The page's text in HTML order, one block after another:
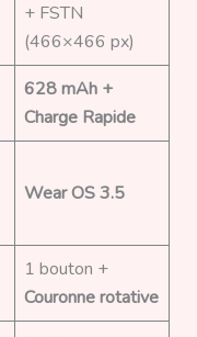
+ FSTN
(466×466 px)
628 mAh +
Charge Rapide
Wear OS 3.5
1 bouton +
Couronne rotative